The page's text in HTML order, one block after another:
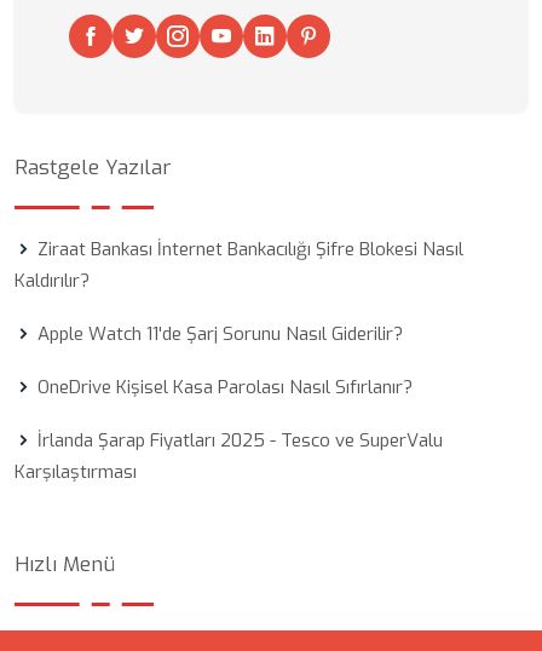
Rastgele Yazılar
Ziraat Bankası İnternet Bankacılığı Şifre Blokesi Nasıl
Kaldırılır?
Apple Watch 11'de Şarj Sorunu Nasıl Giderilir?
OneDrive Kişisel Kasa Parolası Nasıl Sıfırlanır?
İrlanda Şarap Fiyatları 2025 - Tesco ve SuperValu
Karşılaştırması
Hızlı Menü